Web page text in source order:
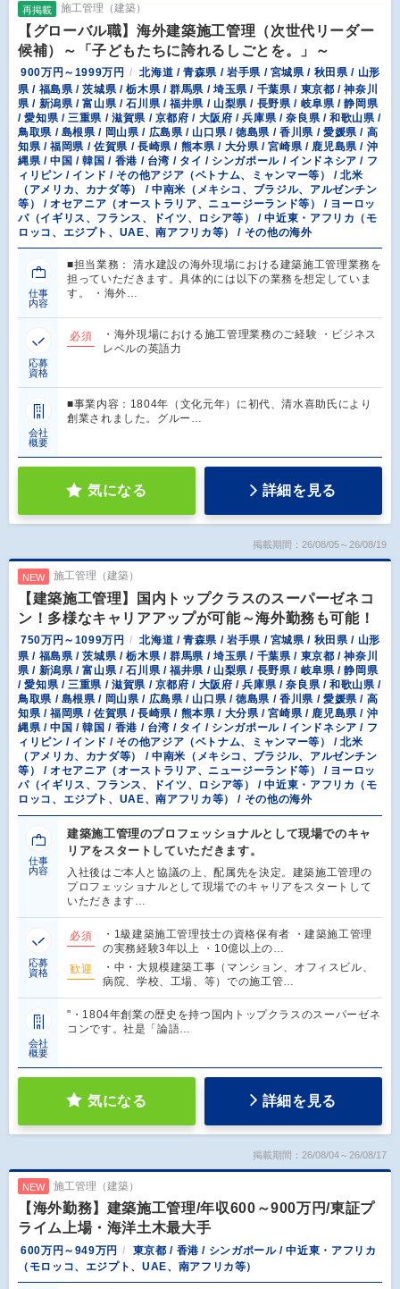
再掲載 施工管理（建築）
【グローバル職】海外建築施工管理（次世代リーダー
候補）～「子どもたちに誇れるしごとを。」～
900万円～1999万円
北海道 / 青森県 / 岩手県 / 宮城県 / 秋田県 / 山形
県 / 福島県 / 茨城県 / 栃木県 / 群馬県 / 埼玉県 / 千葉県 / 東京都 / 神奈川
県 / 新潟県 / 富山県 / 石川県 / 福井県 / 山梨県 / 長野県 / 岐阜県 / 静岡県
/ 愛知県 / 三重県 / 滋賀県 / 京都府 / 大阪府 / 兵庫県 / 奈良県 / 和歌山県 /
鳥取県 / 島根県 / 岡山県 / 広島県 / 山口県 / 徳島県 / 香川県 / 愛媛県 / 高
知県 / 福岡県 / 佐賀県 / 長崎県 / 熊本県 / 大分県 / 宮崎県 / 鹿児島県 / 沖
縄県 / 中国 / 韓国 / 香港 / 台湾 / タイ / シンガポール / インドネシア / フ
ィリピン / インド / その他アジア（ベトナム、ミャンマー等） / 北米
（アメリカ、カナダ等） / 中南米（メキシコ、ブラジル、アルゼンチン
等） / オセアニア（オーストラリア、ニュージーランド等） / ヨーロッ
パ（イギリス、フランス、ドイツ、ロシア等） / 中近東・アフリカ（モ
ロッコ、エジプト、UAE、南アフリカ等） / その他の海外
仕事
内容
■担当業務： 清水建設の海外現場における建築施工管理業務を
担っていただきます。具体的には以下の業務を想定していま
す。 ・海外…
応募
資格
必須
・海外現場における施工管理業務のご経験 ・ビジネス
レベルの英語力
会社
概要
■事業内容：1804年（文化元年）に初代、清水喜助氏により
創業されました。グルー…
気になる 詳細を見る
掲載期間：26/08/05～26/08/19
NEW 施工管理（建築）
【建築施工管理】国内トップクラスのスーパーゼネコ
ン！多様なキャリアアップが可能～海外勤務も可能！
750万円～1099万円
北海道 / 青森県 / 岩手県 / 宮城県 / 秋田県 / 山形
県 / 福島県 / 茨城県 / 栃木県 / 群馬県 / 埼玉県 / 千葉県 / 東京都 / 神奈川
県 / 新潟県 / 富山県 / 石川県 / 福井県 / 山梨県 / 長野県 / 岐阜県 / 静岡県
/ 愛知県 / 三重県 / 滋賀県 / 京都府 / 大阪府 / 兵庫県 / 奈良県 / 和歌山県 /
鳥取県 / 島根県 / 岡山県 / 広島県 / 山口県 / 徳島県 / 香川県 / 愛媛県 / 高
知県 / 福岡県 / 佐賀県 / 長崎県 / 熊本県 / 大分県 / 宮崎県 / 鹿児島県 / 沖
縄県 / 中国 / 韓国 / 香港 / 台湾 / タイ / シンガポール / インドネシア / フ
ィリピン / インド / その他アジア（ベトナム、ミャンマー等） / 北米
（アメリカ、カナダ等） / 中南米（メキシコ、ブラジル、アルゼンチン
等） / オセアニア（オーストラリア、ニュージーランド等） / ヨーロッ
パ（イギリス、フランス、ドイツ、ロシア等） / 中近東・アフリカ（モ
ロッコ、エジプト、UAE、南アフリカ等） / その他の海外
仕事
内容
建築施工管理のプロフェッショナルとして現場でのキャ
リアをスタートしていただきます。
入社後はご本人と協議の上、配属先を決定。建築施工管理の
プロフェッショナルとして現場でのキャリアをスタートして
いただきます…
応募
資格
必須
・1級建築施工管理技士の資格保有者 ・建築施工管理
の実務経験3年以上 ・10億以上の…
歓迎
・中・大規模建築工事（マンション、オフィスビル、
病院、学校、工場、等）での施工管…
会社
概要
"・1804年創業の歴史を持つ国内トップクラスのスーパーゼネ
コンです。社是「論語…
気になる 詳細を見る
掲載期間：26/08/04～26/08/17
NEW 施工管理（建築）
【海外勤務】建築施工管理/年収600～900万円/東証プ
ライム上場・海洋土木最大手
600万円～949万円
東京都 / 香港 / シンガポール / 中近東・アフリカ
（モロッコ、エジプト、UAE、南アフリカ等）